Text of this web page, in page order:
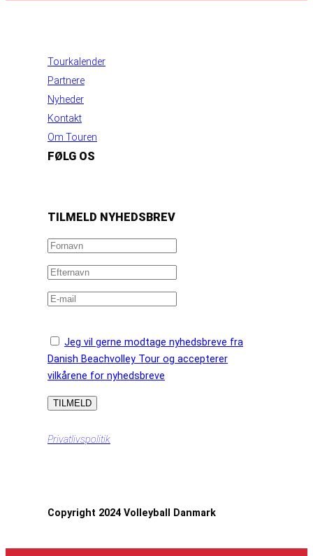
Tourkalender
Partnere
Nyheder
Kontakt
Om Touren
FØLG OS
TILMELD NYHEDSBREV
Jeg vil gerne modtage nyhedsbreve fra
Danish Beachvolley Tour og accepterer
vilkårene for nyhedsbreve
Privatlivspolitik
Copyright 2024 Volleyball Danmark